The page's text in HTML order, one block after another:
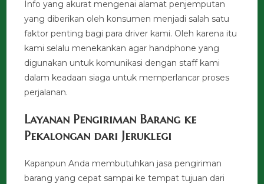
Info yang akurat mengenai alamat penjemputan
yang diberikan oleh konsumen menjadi salah satu
faktor penting bagi para driver kami. Oleh karena itu
kami selalu menekankan agar handphone yang
digunakan untuk komunikasi dengan staff kami
dalam keadaan siaga untuk memperlancar proses
perjalanan.
Layanan Pengiriman Barang ke
Pekalongan dari Jeruklegi
Kapanpun Anda membutuhkan jasa pengiriman
barang yang cepat sampai ke tempat tujuan dari